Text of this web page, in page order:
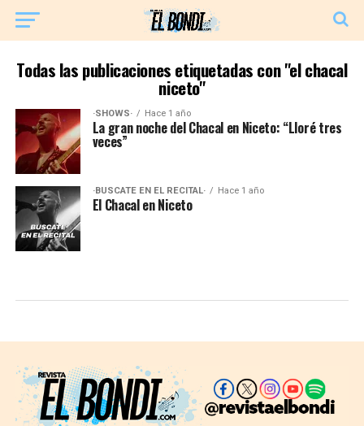
Todas las publicaciones etiquetadas con "el chacal
niceto"
·SHOWS· Hace 1 año
La gran noche del Chacal en Niceto: “Lloré tres
veces”
·BUSCATE EN EL RECITAL· Hace 1 año
El Chacal en Niceto